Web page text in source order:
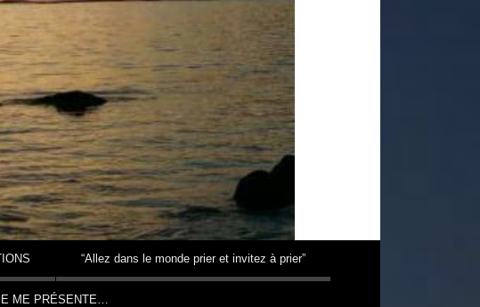
“Allez dans le monde prier et invitez à prier”
ME PRÉSENTE…